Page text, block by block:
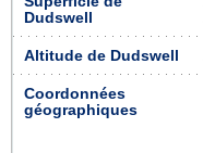
Dudswell
Altitude de Dudswell
Coordonnées
géographiques